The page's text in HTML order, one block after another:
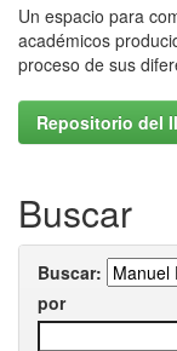
Un espacio para
académicos
proceso de sus
Repositorio del
Buscar
Buscar:
por